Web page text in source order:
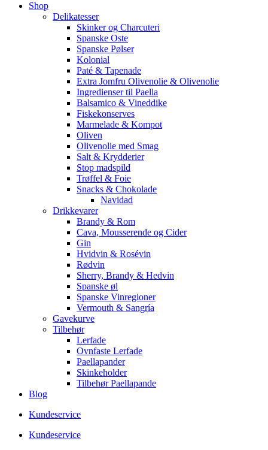
Shop
Delikatesser
Skinker og Charcuteri
Spanske Oste
Spanske Pølser
Kolonial
Paté & Tapenade
Extra Jomfru Olivenolie & Olivenolie
Ingredienser til Paella
Balsamico & Vineddike
Fiskekonserves
Marmelade & Kompot
Oliven
Olivenolie med Smag
Salt & Krydderier
Stop madspild
Trøffel & Foie
Snacks & Chokolade
Navidad
Drikkevarer
Brandy & Rom
Cava, Mousserende og Cider
Gin
Hvidvin & Rosévin
Rødvin
Sherry, Brandy & Hedvin
Spanske øl
Spanske Vinregioner
Vermouth & Sangría
Gavekurve
Tilbehør
Lerfade
Ovnfaste Lerfade
Paellapander
Skinkeholder
Tilbehør Paellapande
Blog
Kundeservice
Kundeservice